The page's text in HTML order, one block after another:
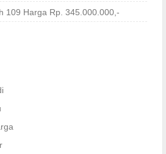
109 Harga Rp. 345.000.000,-